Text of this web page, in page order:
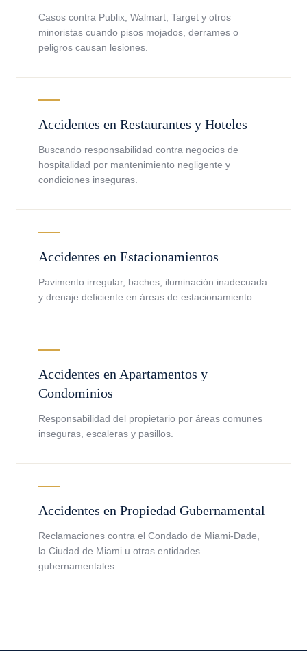
Casos contra Publix, Walmart, Target y otros
minoristas cuando pisos mojados, derrames o
peligros causan lesiones.
Accidentes en Restaurantes y Hoteles
Buscando responsabilidad contra negocios de
hospitalidad por mantenimiento negligente y
condiciones inseguras.
Accidentes en Estacionamientos
Pavimento irregular, baches, iluminación inadecuada
y drenaje deficiente en áreas de estacionamiento.
Accidentes en Apartamentos y
Condominios
Responsabilidad del propietario por áreas comunes
inseguras, escaleras y pasillos.
Accidentes en Propiedad Gubernamental
Reclamaciones contra el Condado de Miami-Dade,
la Ciudad de Miami u otras entidades
gubernamentales.